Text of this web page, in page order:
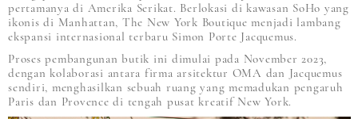
pertamanya di Amerika Serikat. Berlokasi di kawasan SoHo yang
ikonis di Manhattan, The New York Boutique menjadi lambang
ekspansi internasional terbaru Simon Porte Jacquemus.
Proses pembangunan butik ini dimulai pada November 2023,
dengan kolaborasi antara firma arsitektur OMA dan Jacquemus
sendiri, menghasilkan sebuah ruang yang memadukan pengaruh
Paris dan Provence di tengah pusat kreatif New York.